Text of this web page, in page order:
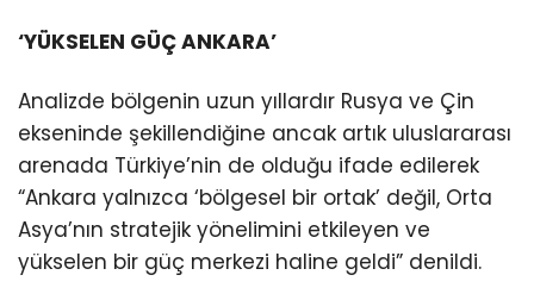
‘YÜKSELEN GÜÇ ANKARA’
Analizde bölgenin uzun yıllardır Rusya ve Çin
ekseninde şekillendiğine ancak artık uluslararası
arenada Türkiye’nin de olduğu ifade edilerek
“Ankara yalnızca ‘bölgesel bir ortak’ değil, Orta
Asya’nın stratejik yönelimini etkileyen ve
yükselen bir güç merkezi haline geldi” denildi.